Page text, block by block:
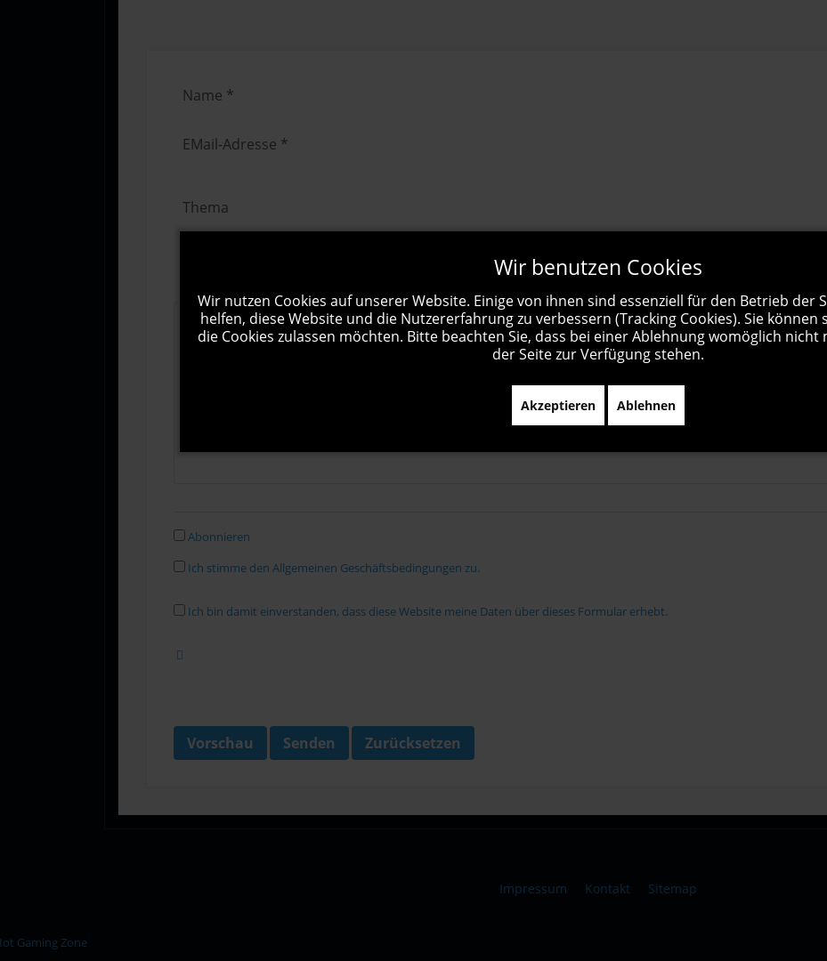
Abonnieren
Ich stimme den Allgemeinen Geschäftsbedingungen zu.
Ich bin damit einverstanden, dass diese Website meine Daten über dieses Formular erhebt.
Vorschau Senden Zurücksetzen
Impressum Kontakt Sitemap
Wir benutzen Cookies
Wir nutzen Cookies auf unserer Website. Einige von ihnen sind essenziell für den Betrieb der
helfen, diese Website und die Nutzererfahrung zu verbessern (Tracking Cookies). Sie können
die Cookies zulassen möchten. Bitte beachten Sie, dass bei einer Ablehnung womöglich
der Seite zur Verfügung stehen.
Akzeptieren Ablehnen